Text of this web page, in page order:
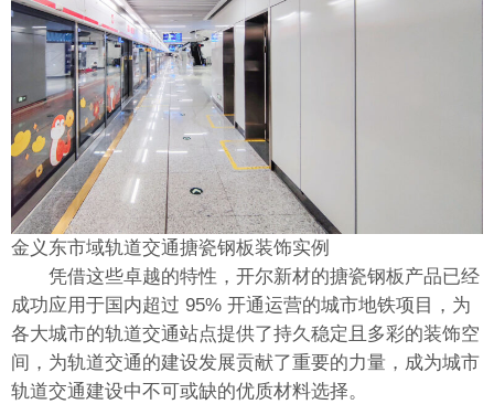
金义东市域轨道交通搪瓷钢板装饰实例
凭借这些卓越的特性，开尔新材的搪瓷钢板产品已经
成功应用于国内超过 95% 开通运营的城市地铁项目，为
各大城市的轨道交通站点提供了持久稳定且多彩的装饰空
间，为轨道交通的建设发展贡献了重要的力量，成为城市
轨道交通建设中不可或缺的优质材料选择。